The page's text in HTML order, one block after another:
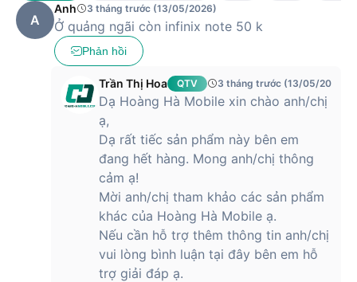
Cổng kết nối
USB Type-C
Pin & Sạc
Dung lượng pin
Công nghệ sạc
Sạc nhanh có dây 45W
Loa stereo kép, được tinh chỉnh
Infinix AI
Cảm biến vân tay trong màn
hình
A
Anh 3 tháng trước (13/05/2026)
Ở quảng ngãi còn infinix note 50 k
Phản hồi
Trần Thị Hoa QTV 3 tháng trước (13/05/2026)
Dạ Hoàng Hà Mobile xin chào anh/chị
ạ,
Dạ rất tiếc sản phẩm này bên em
đang hết hàng. Mong anh/chị thông
cảm ạ!
Mời anh/chị tham khảo các sản phẩm
khác của Hoàng Hà Mobile ạ.
Nếu cần hỗ trợ thêm thông tin anh/chị
vui lòng bình luận tại đây bên em hỗ
trợ giải đáp ạ.